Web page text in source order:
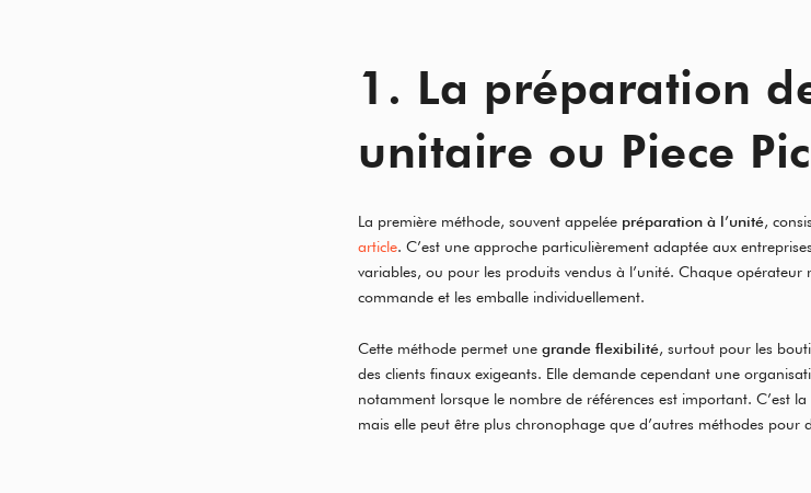
1. La préparation
unitaire ou Piece
La première méthode, souvent appelée préparation à l’unité,
article. C’est une approche particulièrement adaptée aux
variables, ou pour les produits vendus à l’unité. Chaque opérateur
commande et les emballe individuellement.
Cette méthode permet une grande flexibilité, surtout pour les
des clients finaux exigeants. Elle demande cependant une
notamment lorsque le nombre de références est important. C’est
mais elle peut être plus chronophage que d’autres méthodes pour